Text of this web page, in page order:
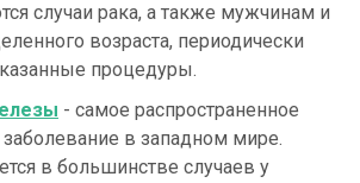
случаи рака, а также мужчинам и
возраста, периодически
процедуры.
- самое распространенное
в западном мире.
в большинстве случаев у